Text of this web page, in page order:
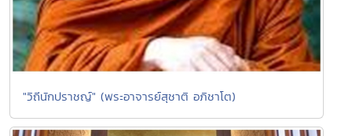
"วิถีนักปราชญ์" (พระอาจารย์สุชาติ อภิชาโต)